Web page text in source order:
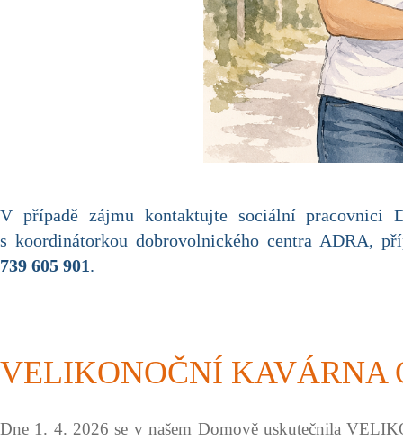
V případě zájmu kontaktujte sociální pracovnici
s koordinátorkou dobrovolnického centra ADRA,
739 605 901.
VELIKONOČNÍ KAVÁRNA
Dne 1. 4. 2026 se v našem Domově uskutečnila